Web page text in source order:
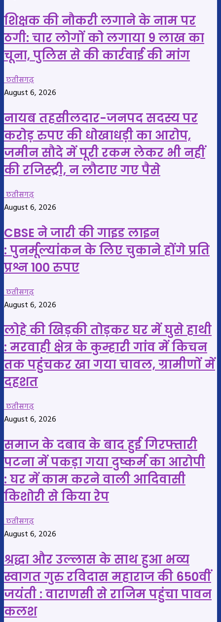
शिक्षक की नौकरी लगाने के नाम पर
ठगी: चार लोगों को लगाया 9 लाख का
चूना, पुलिस से की कार्रवाई की मांग
छतीसगढ़
August 6, 2026
नायब तहसीलदार-जनपद सदस्य पर
करोड़ रुपए की धोखाधड़ी का आरोप,
जमीन सौदे में पूरी रकम लेकर भी नहीं
की रजिस्ट्री, न लौटाए गए पैसे
छतीसगढ़
August 6, 2026
CBSE ने जारी की गाइड लाइन
: पुनर्मूल्यांकन के लिए चुकाने होंगे प्रति
प्रश्न 100 रुपए
छतीसगढ़
August 6, 2026
लोहे की खिड़की तोड़कर घर में घुसे हाथी
: मरवाही क्षेत्र के कुम्हारी गांव में किचन
तक पहुंचकर खा गया चावल, ग्रामीणों में
दहशत
छतीसगढ़
August 6, 2026
समाज के दबाव के बाद हुई गिरफ्तारी
पटना में पकड़ा गया दुष्कर्म का आरोपी
: घर में काम करने वाली आदिवासी
किशोरी से किया रेप
छतीसगढ़
August 6, 2026
श्रद्धा और उल्लास के साथ हुआ भव्य
स्वागत गुरु रविदास महाराज की 650वीं
जयंती : वाराणसी से राजिम पहुंचा पावन
कलश